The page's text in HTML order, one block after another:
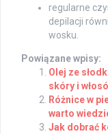
regularne
depilacji
wosku.
Powiązane wpisy:
Olej ze
skóry i
Różnice w
warto
Jak dobrać